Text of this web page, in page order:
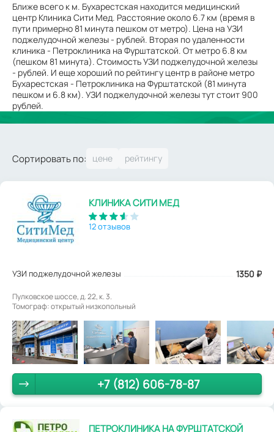
Ближе всего к м. Бухарестская находится медицинский
центр Клиника Сити Мед. Расстояние около 6.7 км (время в
пути примерно 81 минута пешком от метро). Цена на УЗИ
поджелудочной железы - рублей. Вторая по удаленности
клиника - Петроклиника на Фурштатской. От метро 6.8 км
(пешком 81 минута). Стоимость УЗИ поджелудочной железы
- рублей. И еще хороший по рейтингу центр в районе метро
Бухарестская - Петроклиника на Фурштатской (81 минута
пешком и 6.8 км). УЗИ поджелудочной железы тут стоит 900
рублей.
Сортировать по:
КЛИНИКА СИТИ МЕД
12 отзывов
УЗИ поджелудочной железы 1350 ₽
Пулковское шоссе, д. 22, к. 3.
Томограф: открытый низкопольный
+7 (812) 606-78-87
ПЕТРОКЛИНИКА НА ФУРШТАТСКОЙ